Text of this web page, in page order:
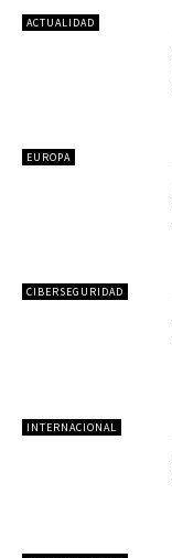
ACTUALIDAD
EUROPA
CIBERSEGURIDAD
INTERNACIONAL